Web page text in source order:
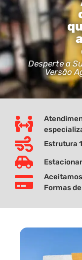
Desperte a
Versão
Estrutura
Formas